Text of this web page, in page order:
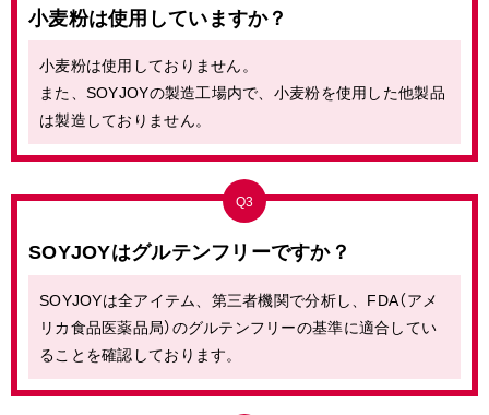
小麦粉は使用していますか？
小麦粉は使用しておりません。
また、SOYJOYの製造工場内で、小麦粉を使用した他製品
は製造しておりません。
Q3
SOYJOYはグルテンフリーですか？
SOYJOYは全アイテム、第三者機関で分析し、FDA（アメ
リカ食品医薬品局）のグルテンフリーの基準に適合してい
ることを確認しております。